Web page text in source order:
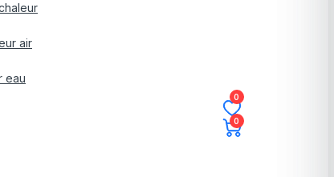
air
eau
0
0